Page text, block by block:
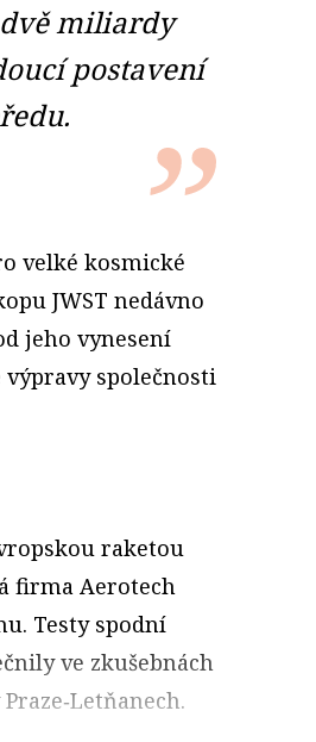
miliardy
postavení
velké kosmické
JWST nedávno
jeho vynesení
společnosti
raketou
firma Aerotech
Testy spodní
ve zkušebnách